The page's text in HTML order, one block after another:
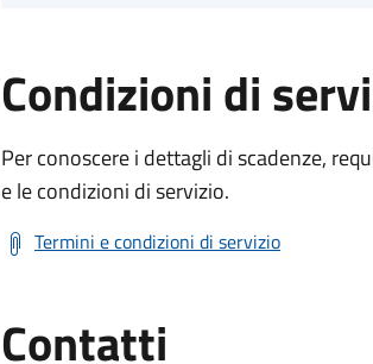
Condizioni di
Per conoscere i dettagli di scadenze,
e le condizioni di servizio.
Termini e condizioni di servizio
Contatti